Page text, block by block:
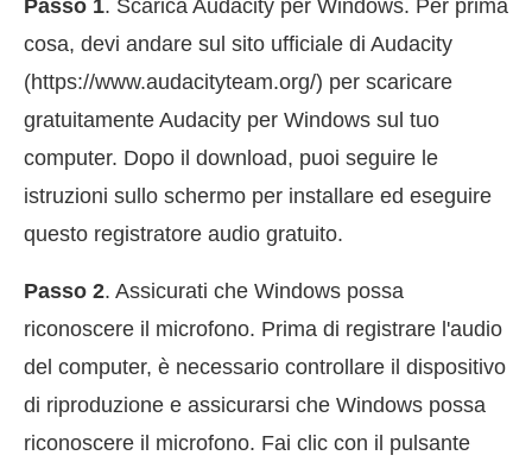
Passo 1. Scarica Audacity per Windows. Per prima
cosa, devi andare sul sito ufficiale di Audacity
(https://www.audacityteam.org/) per scaricare
gratuitamente Audacity per Windows sul tuo
computer. Dopo il download, puoi seguire le
istruzioni sullo schermo per installare ed eseguire
questo registratore audio gratuito.
Passo 2. Assicurati che Windows possa
riconoscere il microfono. Prima di registrare l'audio
del computer, è necessario controllare il dispositivo
di riproduzione e assicurarsi che Windows possa
riconoscere il microfono. Fai clic con il pulsante